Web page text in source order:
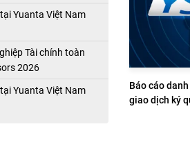
Yuanta Việt Nam
Tài chính toàn
2026
Yuanta Việt Nam
Báo cáo
giao dịch ký